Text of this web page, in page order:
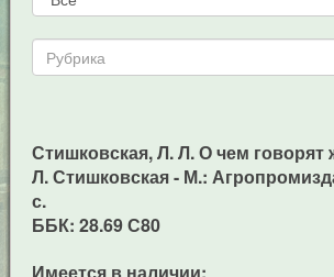
Стишковская, Л. Л. О чем говорят
Л. Стишковская - М.:
с.
ББК: 28.69 С80